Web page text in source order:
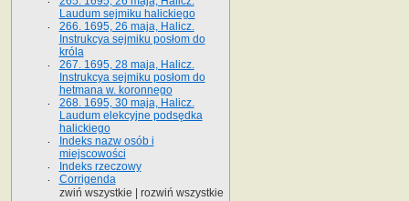
Laudum sejmiku halickiego
266. 1695, 26 maja, Halicz.
Instrukcya sejmiku posłom do
króla
267. 1695, 28 maja, Halicz.
Instrukcya sejmiku posłom do
hetmana w. koronnego
268. 1695, 30 maja, Halicz.
Laudum elekcyjne podsędka
halickiego
Indeks nazw osób i
miejscowości
Indeks rzeczowy
Corrigenda
zwiń wszystkie
rozwiń wszystkie